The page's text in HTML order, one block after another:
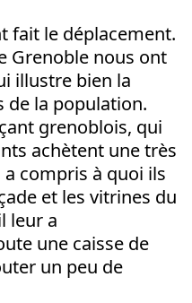
fait le déplacement.
Grenoble nous ont
illustre bien la
de la population.
grenoblois, qui
achètent une très
a compris à quoi ils
et les vitrines du
leur a
une caisse de
un peu de